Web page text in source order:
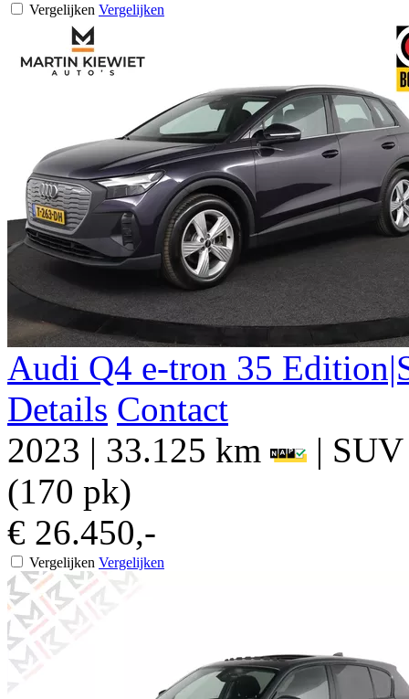
Vergelijken Vergelijken
Audi Q4 e-tron 35
Details Contact
2023 | 33.125 km | SUV
(170 pk)
€ 26.450,-
Vergelijken Vergelijken